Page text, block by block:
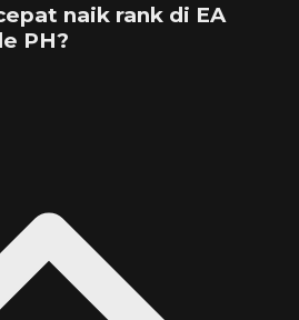
naik rank di EA
PH?